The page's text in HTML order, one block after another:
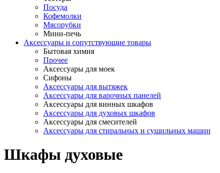
Посуда
Кофемолки
Мясорубки
Мини-печь
Аксессуары и сопутствующие товары
Бытовая химия
Прочее
Аксессуары для моек
Сифоны
Аксессуары для вытяжек
Аксессуары для варочных панелей
Аксессуары для винных шкафов
Аксессуары для духовых шкафов
Аксессуары для смесителей
Аксессуары для стиральных и сушильных машин
Шкафы духовые